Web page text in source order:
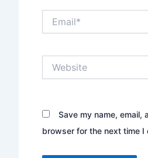
Save my name, email,
browser for the next time I